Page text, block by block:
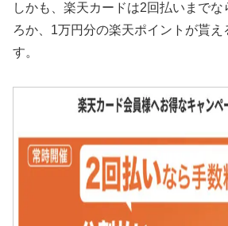
しかも、楽天カードは2回払いまでな
ろか、1万円分の楽天ポイントが貰え
す。